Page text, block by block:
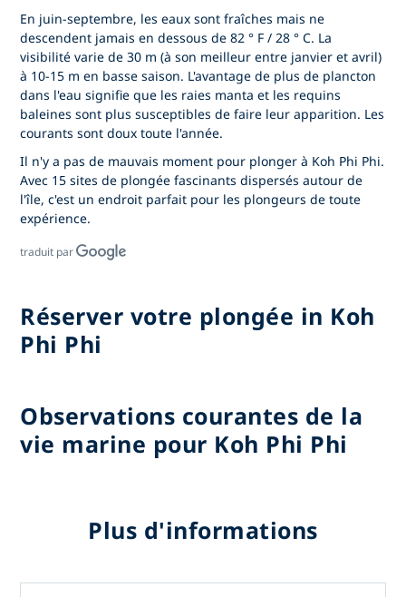
En juin-septembre, les eaux sont fraîches mais ne
descendent jamais en dessous de 82 ° F / 28 ° C. La
visibilité varie de 30 m (à son meilleur entre janvier et avril)
à 10-15 m en basse saison. L'avantage de plus de plancton
dans l'eau signifie que les raies manta et les requins
baleines sont plus susceptibles de faire leur apparition. Les
courants sont doux toute l'année.
Il n'y a pas de mauvais moment pour plonger à Koh Phi Phi.
Avec 15 sites de plongée fascinants dispersés autour de
l'île, c'est un endroit parfait pour les plongeurs de toute
expérience.
traduit par
Réserver votre plongée in Koh
Phi Phi
Observations courantes de la
vie marine pour Koh Phi Phi
Plus d'informations